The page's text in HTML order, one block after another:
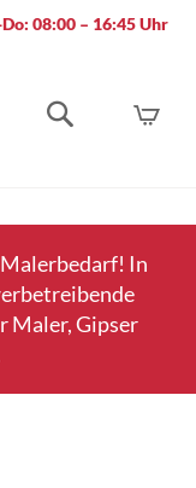
08:00 – 16:45 Uhr
In
Maler, Gipser